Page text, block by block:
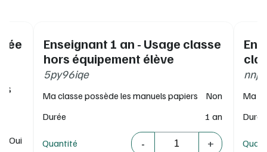
Oui
Enseignant 1 an - Usage classe
hors équipement élève
5py96iqe
Ma classe possède les manuels papiers
Non
Durée
1 an
Quantité -
Quantité
+
Ma
Durée